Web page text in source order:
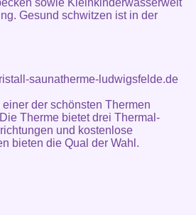
Gesund schwitzen ist in der
saunatherme-ludwigsfelde.de
der schönsten Thermen
Therme bietet drei Thermal-
und kostenlose
bieten die Qual der Wahl.